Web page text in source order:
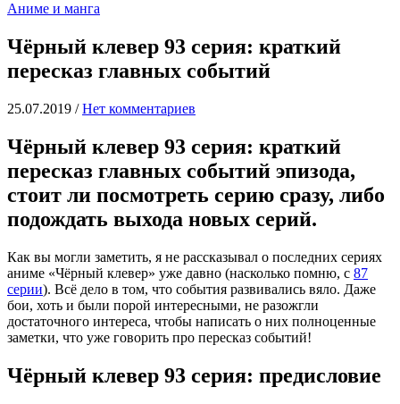
Аниме и манга
Чёрный клевер 93 серия: краткий
пересказ главных событий
25.07.2019 / Нет комментариев
Чёрный клевер 93 серия: краткий
пересказ главных событий эпизода,
стоит ли посмотреть серию сразу, либо
подождать выхода новых серий.
Как вы могли заметить, я не рассказывал о последних сериях
аниме «Чёрный клевер» уже давно (насколько помню, с 87
серии). Всё дело в том, что события развивались вяло. Даже
бои, хоть и были порой интересными, не разожгли
достаточного интереса, чтобы написать о них полноценные
заметки, что уже говорить про пересказ событий!
Чёрный клевер 93 серия: предисловие